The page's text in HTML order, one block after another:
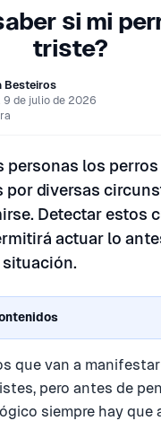
si mi
triste?
Besteiros
9 de julio de 2026
personas los
por diversas
Detectar estos
actuar lo
que van a
pero antes de
siempre hay que